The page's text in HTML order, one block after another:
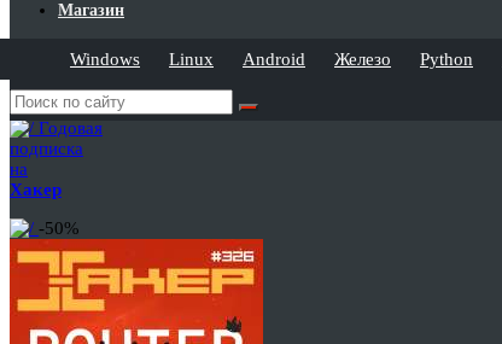
Магазин
Windows Linux Android Железо Python
Годовая
подписка
на
Хакер
-50%